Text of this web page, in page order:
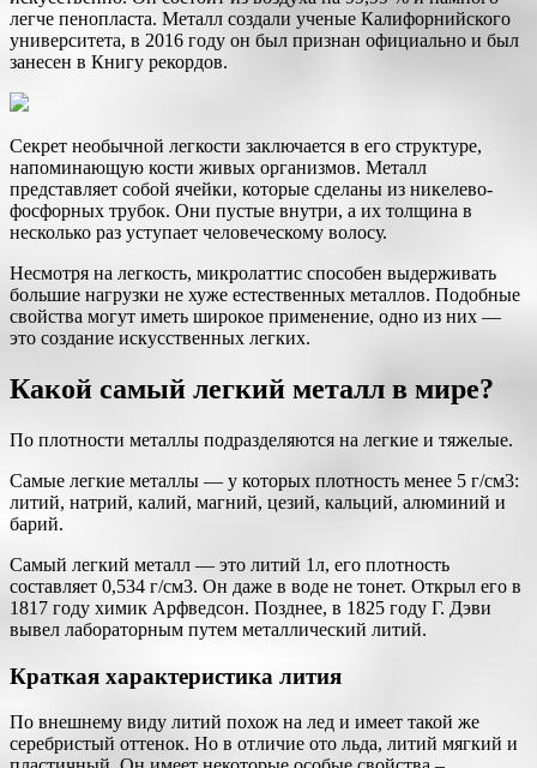
легче пенопласта. Металл создали ученые Калифорнийского
университета, в 2016 году он был признан официально и был
занесен в Книгу рекордов.
Секрет необычной легкости заключается в его структуре,
напоминающую кости живых организмов. Металл
представляет собой ячейки, которые сделаны из никелево-
фосфорных трубок. Они пустые внутри, а их толщина в
несколько раз уступает человеческому волосу.
Несмотря на легкость, микролаттис способен выдерживать
большие нагрузки не хуже естественных металлов. Подобные
свойства могут иметь широкое применение, одно из них —
это создание искусственных легких.
Какой самый легкий металл в мире?
По плотности металлы подразделяются на легкие и тяжелые.
Самые легкие металлы — у которых плотность менее 5 г/см3:
литий, натрий, калий, магний, цезий, кальций, алюминий и
барий.
Самый легкий металл — это литий 1л, его плотность
составляет 0,534 г/см3. Он даже в воде не тонет. Открыл его в
1817 году химик Арфведсон. Позднее, в 1825 году Г. Дэви
вывел лабораторным путем металлический литий.
Краткая характеристика лития
По внешнему виду литий похож на лед и имеет такой же
серебристый оттенок. Но в отличие ото льда, литий мягкий и